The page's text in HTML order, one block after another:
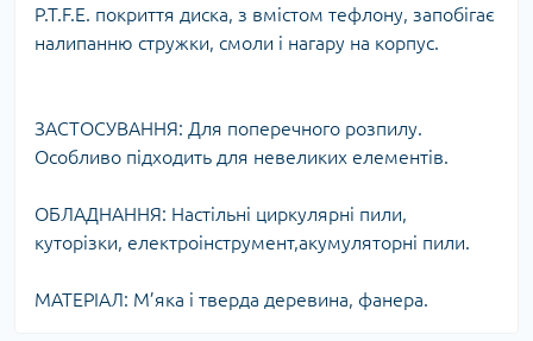
P.T.F.E. покриття диска, з вмістом тефлону, запобігає
налипанню стружки, смоли і нагару на корпус.
ЗАСТОСУВАННЯ: Для поперечного розпилу.
Особливо підходить для невеликих елементів.
ОБЛАДНАННЯ: Настільні циркулярні пили,
куторізки, електроінструмент,акумуляторні пили.
МАТЕРІАЛ: М’яка і тверда деревина, фанерa.